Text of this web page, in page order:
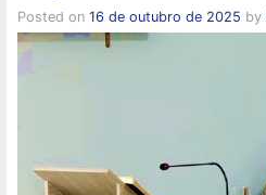
Posted on 16 de outubro de 2025 by